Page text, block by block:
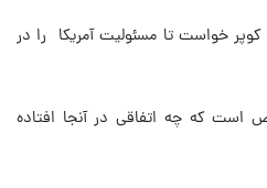
کوپر خواست تا مسئولیت آمریکا را در
که چه اتفاقی در آنجا افتاده